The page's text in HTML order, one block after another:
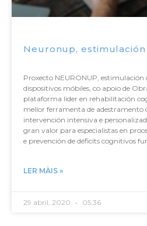
Neuronup, estimulación
Proxecto NEURONUP,
dispositivos móbiles, co apoio de
plataforma líder en rehabilitación
mellor ferramenta de adestramento
intervención intensiva e
gran valor para especialistas en
e prevención de déficits cognitivos
LER MÀIS »
29 abril, 2020 05:36